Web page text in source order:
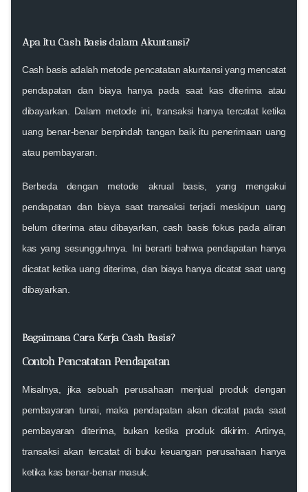
Apa Itu Cash Basis dalam Akuntansi?
Cash basis adalah metode pencatatan akuntansi yang mencatat
pendapatan dan biaya hanya pada saat kas diterima atau
dibayarkan . Dalam metode ini, transaksi hanya tercatat ketika
uang benar-benar berpindah tangan baik itu penerimaan uang
atau pembayaran.
Berbeda dengan metode akrual basis, yang mengakui
pendapatan dan biaya saat transaksi terjadi meskipun uang
belum diterima atau dibayarkan,cash basisfokus pada aliran
kas yang sesungguhnya. Ini berarti bahwa pendapatan hanya
dicatat ketika uang diterima , dan biaya hanya dicatat saat uang
dibayarkan
Bagaimana Cara Kerja Cash Basis?
Contoh Pencatatan Pendapatan
Misalnya, jika sebuah perusahaan menjual produk dengan
pembayaran tunai, maka pendapatan akan dicatat pada saat
pembayaran diterima , bukan ketika produk dikirim. Artinya,
transaksi akan tercatat di buku keuangan perusahaan hanya
ketika kas benar-benar masuk.